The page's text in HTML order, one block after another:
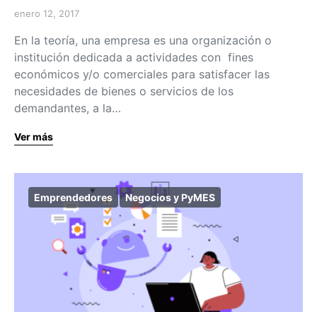
enero 12, 2017
En la teoría, una empresa es una organización o
institución dedicada a actividades con fines
económicos y/o comerciales para satisfacer las
necesidades de bienes o servicios de los
demandantes, a la…
Ver más
Emprendedores Negocios y PyMES